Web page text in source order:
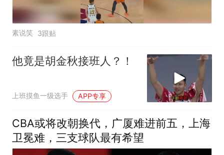
素说笑 3跟贴
他竟是胡金秋接班人？！
上班摸鱼一级选手 APP专享
CBA或将改朝换代，广厦难进前五，上海
卫冕难，三支球队最有希望